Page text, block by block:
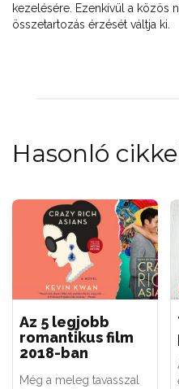
kezelésére. Ezenkívül a közös
összetartozás érzését váltja ki.
Hasonló
Az 5 legjobb
romantikus film
2018-ban
Még a meleg tavasszal